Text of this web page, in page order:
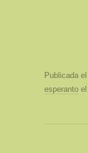
Publicada el
esperanto el